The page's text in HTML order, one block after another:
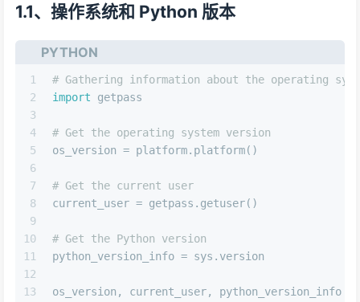
1.1、操作系统和 Python 版本
PYTHON
1
2
3
4
5
6
7
8
9
10
11
12
13
# Gathering information about the operating
import getpass
# Get the operating system version
os_version = platform.platform()
# Get the current user
current_user = getpass.getuser()
# Get the Python version
python_version_info = sys.version
os_version, current_user, python_version_info